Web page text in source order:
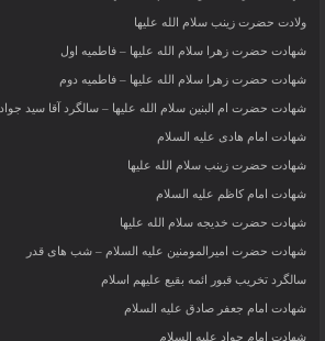
ولادت حضرت زینب سلام الله علیها
شهادت حضرت زهرا سلام الله علیها – فاطمیه اول
شهادت حضرت زهرا سلام الله علیها – فاطمیه دوم
شهادت حضرت ام البنین سلام الله علیها – سالگرد آقا سید جواد
شهادت امام هادی علیه السلام
شهادت حضرت زینب سلام الله علیها
شهادت امام کاظم علیه السلام
شهادت حضرت خدیجه سلام الله علیها
شهادت حضرت امیرالمومنین علیه السلام – شب های قدر
سالگرد تخریب قبور ائمه بقیع علیهم اسلام
شهادت امام جعفر صادق علیه السلام
شهادت امام جواد علیه السلام